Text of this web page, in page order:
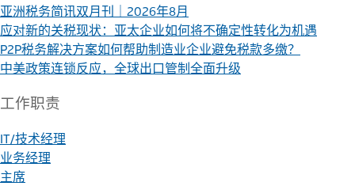
亚洲税务简讯双月刊｜2026年8月
应对新的关税现状：亚太企业如何将不确定性转化为机遇
P2P税务解决方案如何帮助制造业企业避免税款多缴？
中美政策连锁反应，全球出口管制全面升级
工作职责
IT/技术经理
业务经理
主席